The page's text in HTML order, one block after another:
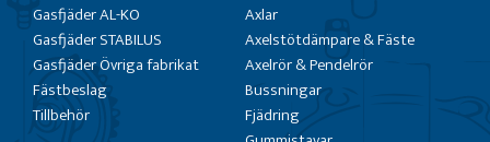
Gasfjäder AL-KO
Gasfjäder STABILUS
Gasfjäder Övriga fabrikat
Fästbeslag
Tillbehör
Axlar
Axelstötdämpare & Fäste
Axelrör & Pendelrör
Bussningar
Fjädring